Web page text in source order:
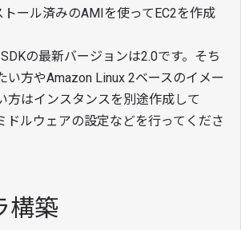
トール済みのAMIを使ってEC2を作成
の最新バージョンは2.0です。そち
い方やAmazon Linux 2ベースのイメー
方はインスタンスを別途作成して
ドルウェアの設定などを行ってくださ
構築